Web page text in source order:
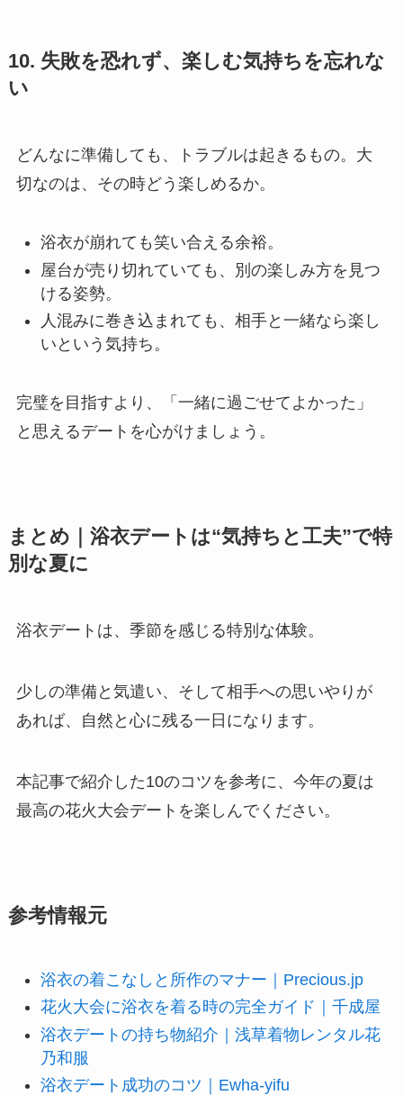
10. 失敗を恐れず、楽しむ気持ちを忘れな
い
どんなに準備しても、トラブルは起きるもの。大
切なのは、その時どう楽しめるか。
浴衣が崩れても笑い合える余裕。
屋台が売り切れていても、別の楽しみ方を見つ
ける姿勢。
人混みに巻き込まれても、相手と一緒なら楽し
いという気持ち。
完璧を目指すより、「一緒に過ごせてよかった」
と思えるデートを心がけましょう。
まとめ｜浴衣デートは“気持ちと工夫”で特
別な夏に
浴衣デートは、季節を感じる特別な体験。
少しの準備と気遣い、そして相手への思いやりが
あれば、自然と心に残る一日になります。
本記事で紹介した10のコツを参考に、今年の夏は
最高の花火大会デートを楽しんでください。
参考情報元
浴衣の着こなしと所作のマナー｜Precious.jp
花火大会に浴衣を着る時の完全ガイド｜千成屋
浴衣デートの持ち物紹介｜浅草着物レンタル花
乃和服
浴衣デート成功のコツ｜Ewha-yifu